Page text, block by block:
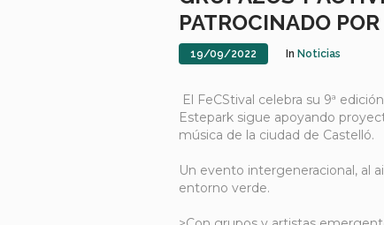
PATROCINADO
19/09/2022 In Noticias
El FeCStival celebra su 9ª
Estepark sigue apoyando
música de la ciudad de Castelló.
Un evento intergeneracional, al
entorno verde.